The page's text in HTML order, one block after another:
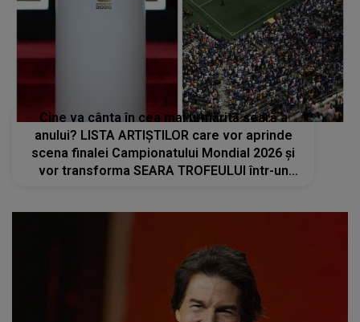
Cine va cânta în cea mai urmărită seară a
anului? LISTA ARTIȘTILOR care vor aprinde
scena finalei Campionatului Mondial 2026 și
vor transforma SEARA TROFEULUI într-un